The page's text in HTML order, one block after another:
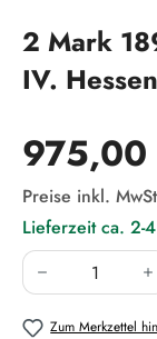
2 Mark
IV.
Regulärer Preis:
975,00
Preise inkl.
Lieferzeit ca. 2-
Produkt
Zum Merkzettel